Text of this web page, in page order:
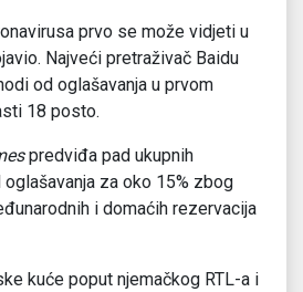
prvo se može vidjeti u
Najveći pretraživač Baidu
od oglašavanja u prvom
18 posto.
predviđa pad ukupnih
za oko 15% zbog
i domaćih rezervacija
kuće poput njemačkog RTL-a i